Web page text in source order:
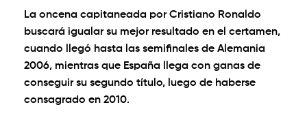
La oncena capitaneada por Cristiano Ronaldo
buscará igualar su mejor resultado en el certamen,
cuando llegó hasta las semifinales de Alemania
2006, mientras que España llega con ganas de
conseguir su segundo título, luego de haberse
consagrado en 2010.